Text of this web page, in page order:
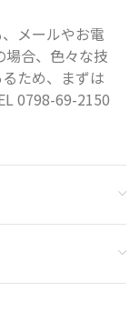
メールやお電
場合、色々な技
ため、まずは
0798-69-2150